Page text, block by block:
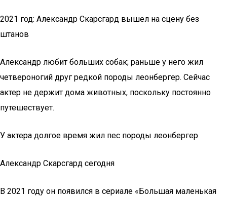
2021 год: Александр Скарсгард вышел на сцену без
штанов
Александр любит больших собак; раньше у него жил
четвероногий друг редкой породы леонбергер. Сейчас
актер не держит дома животных, поскольку постоянно
путешествует.
У актера долгое время жил пес породы леонбергер
Александр Скарсгард сегодня
В 2021 году он появился в сериале «Большая маленькая